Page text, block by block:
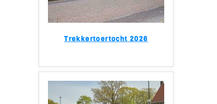
Trekkertoertocht 2026